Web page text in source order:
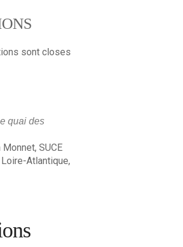
sont closes
quai des
SUCE
Loire-Atlantique,